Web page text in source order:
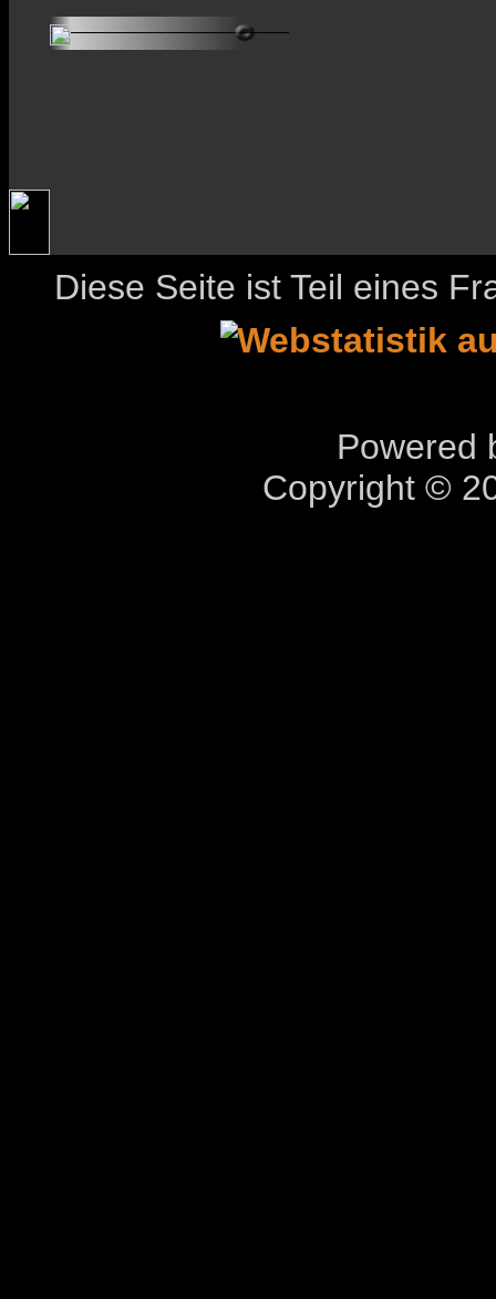
Diese Seite ist Teil eines
Powered
Copyright ©